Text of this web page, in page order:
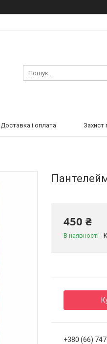
Доставка і оплата Захист
450 ₴
В наявності
+380 (66)